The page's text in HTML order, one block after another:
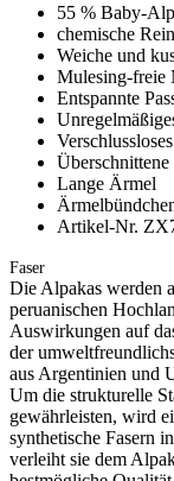
55 % Baby-
chemische
Weiche und
Mulesing-freie
Entspannte
Überschnittene
Lange Ärmel
Artikel-Nr.
Faser
Die Alpakas werden
peruanischen
Auswirkungen auf
der
aus Argentinien und
Um die strukturelle
gewährleisten, wird
synthetische Fasern
verleiht sie dem